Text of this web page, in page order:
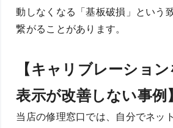
動しなくなる「基板破損」という
繋がることがあります。
【キャリブレーショ
表示が改善しない事例
当店の修理窓口では、自分でネッ